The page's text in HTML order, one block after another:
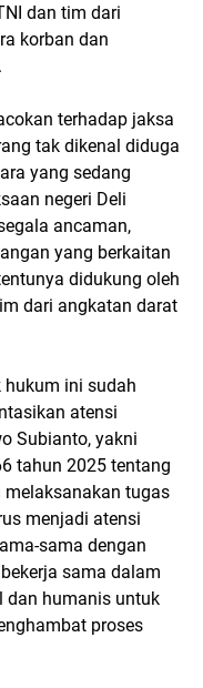
dan tim dari
korban dan
terhadap jaksa
tak dikenal diduga
yang sedang
negeri Deli
ancaman,
yang berkaitan
didukung oleh
dari angkatan darat
hukum ini sudah
atensi
Subianto, yakni
tahun 2025 tentang
tugas
menjadi atensi
sama dengan
sama dalam
dan humanis untuk
proses